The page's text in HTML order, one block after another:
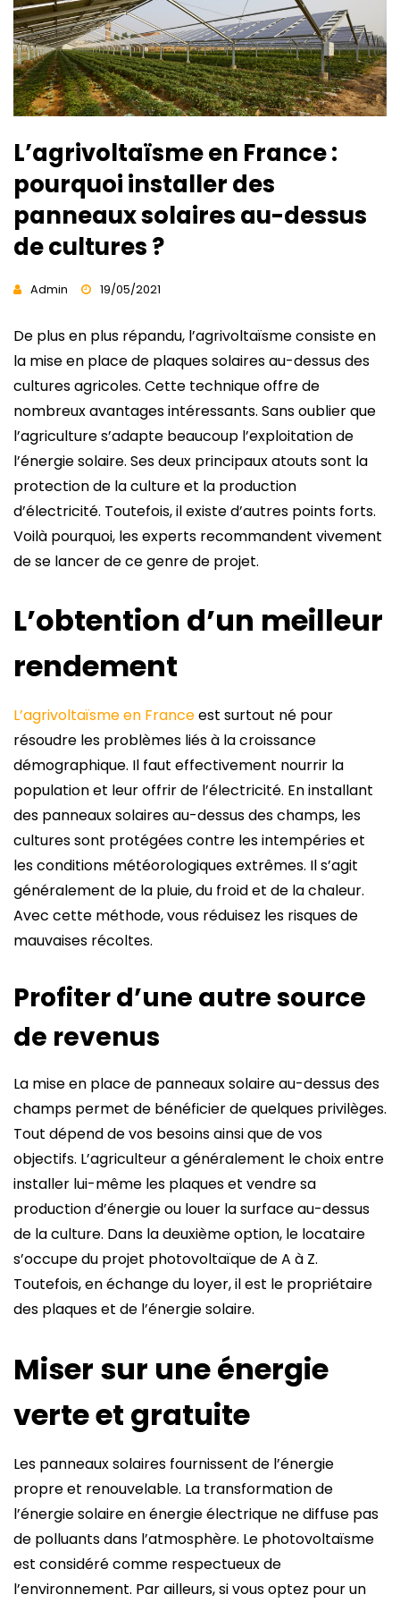
L’agrivoltaïsme en France :
pourquoi installer des
panneaux solaires au-dessus
de cultures ?
Admin 19/05/2021
De plus en plus répandu, l’agrivoltaïsme consiste en
la mise en place de plaques solaires au-dessus des
cultures agricoles. Cette technique offre de
nombreux avantages intéressants. Sans oublier que
l’agriculture s’adapte beaucoup l’exploitation de
l’énergie solaire. Ses deux principaux atouts sont la
protection de la culture et la production
d’électricité. Toutefois, il existe d’autres points forts.
Voilà pourquoi, les experts recommandent vivement
de se lancer de ce genre de projet.
L’obtention d’un meilleur
rendement
L’agrivoltaïsme en Franceest surtout né pour
résoudre les problèmes liés à la croissance
démographique. Il faut effectivement nourrir la
population et leur offrir de l’électricité. En installant
des panneaux solaires au-dessus des champs, les
cultures sont protégées contre les intempéries et
les conditions météorologiques extrêmes. Il s’agit
généralement de la pluie, du froid et de la chaleur.
Avec cette méthode, vous réduisez les risques de
mauvaises récoltes.
Profiter d’une autre source
de revenus
La mise en place de panneaux solaire au-dessus des
champs permet de bénéficier de quelques privilèges.
Tout dépend de vos besoins ainsi que de vos
objectifs. L’agriculteur a généralement le choix entre
installer lui-même les plaques et vendre sa
production d’énergie ou louer la surface au-dessus
de la culture. Dans la deuxième option, le locataire
s’occupe du projet photovoltaïque de A à Z.
Toutefois, en échange du loyer, il est le propriétaire
des plaques et de l’énergie solaire.
Miser sur une énergie
verte et gratuite
Les panneaux solaires fournissent de l’énergie
propre et renouvelable. La transformation de
l’énergie solaire en énergie électrique ne diffuse pas
de polluants dans l’atmosphère. Le photovoltaïsme
est considéré comme respectueux de
l’environnement. Par ailleurs, si vous optez pour un